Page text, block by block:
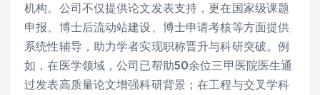
机构。公司不仅提供论文发表支持，更在国家级课题
申报、博士后流动站建设、博士申请考核等方面提供
系统性辅导，助力学者实现职称晋升与科研突破。例
如，在医学领域，公司已帮助50余位三甲医院医生通
过发表高质量论文增强科研背景；在工程与交叉学科